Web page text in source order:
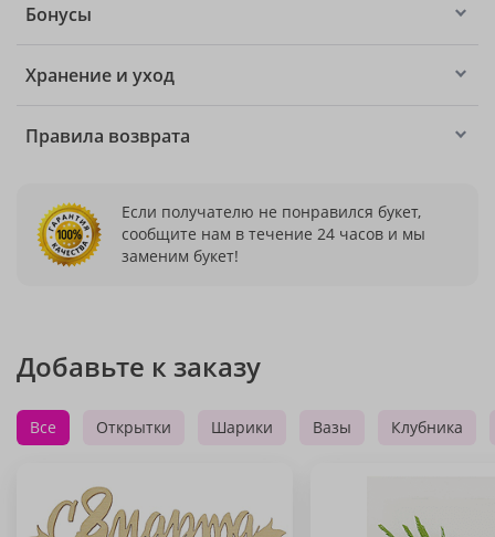
Бонусы
Хранение и уход
Правила возврата
Если получателю не понравился букет,
сообщите нам в течение 24 часов и мы
заменим букет!
Добавьте к заказу
Все Открытки Шарики Вазы Клубника